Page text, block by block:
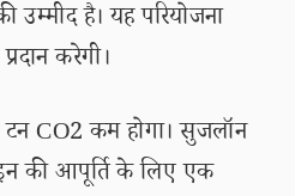
है। यह परियोजना
करेगी।
CO2 कम होगा। सुजलॉन
की आपूर्ति के लिए एक